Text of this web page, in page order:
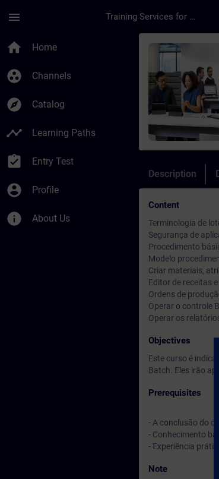
menu Training Services for Digital Industries
home Home
group_work Channels
explore Catalog
timeline Learning Paths
assignment_turned_in Entry Test
account_circle Profile
info About Us
Course -
Description
Content
Terminologia de
Segurança de
Procedimento
Modelo
Criar materiais,
Editor de receitas
Ordens de
Operar o controle
Operar os
Objectives
Este curso é
Batch. Eles irão
Prerequisites
- A conclusão do
- Conhecimento
- Experiência
Note